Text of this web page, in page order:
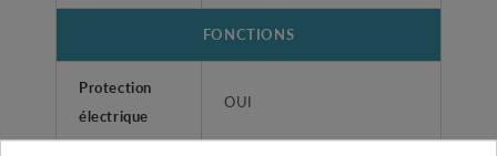
FONCTIONS
Protection
électrique
OUI